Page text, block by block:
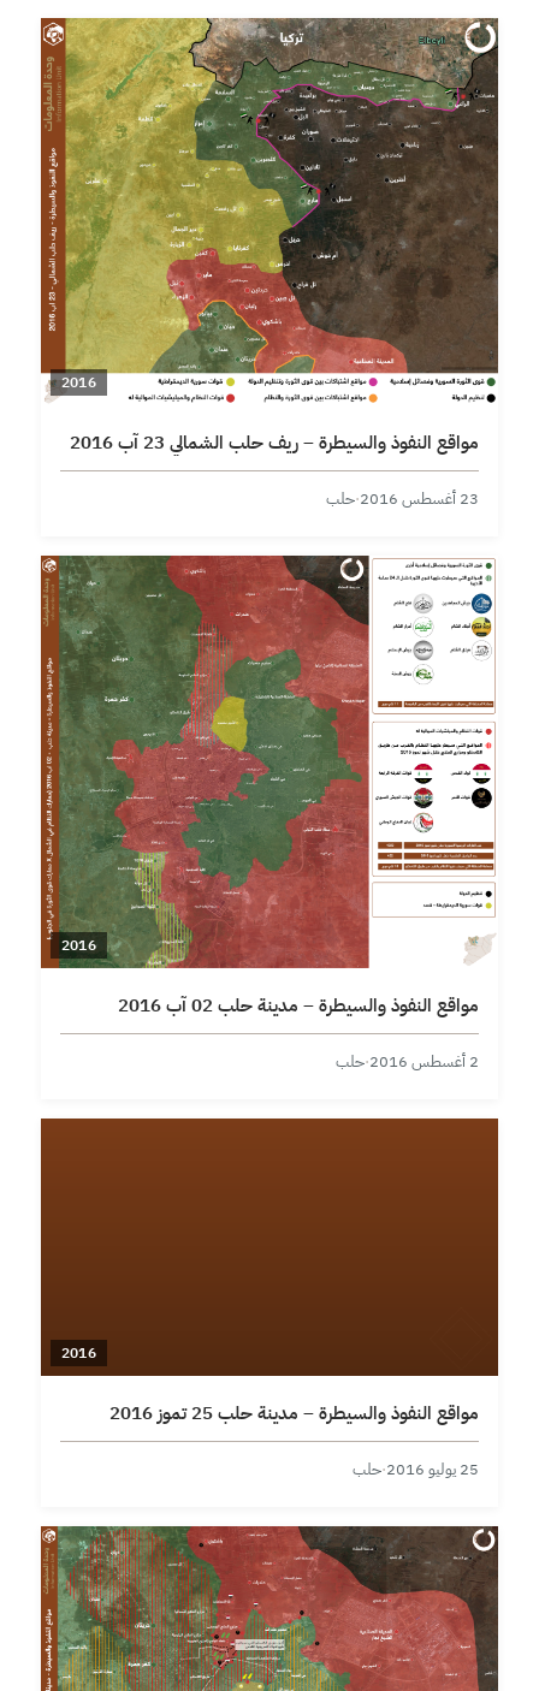
2016
مواقع النفوذ والسيطرة – ريف حلب الشمالي 23 آب 2016
23 أغسطس 2016 ·حلب
2016
مواقع النفوذ والسيطرة – مدينة حلب 02 آب 2016
2 أغسطس 2016 ·حلب
2016
مواقع النفوذ والسيطرة – مدينة حلب 25 تموز 2016
25 يوليو 2016 ·حلب